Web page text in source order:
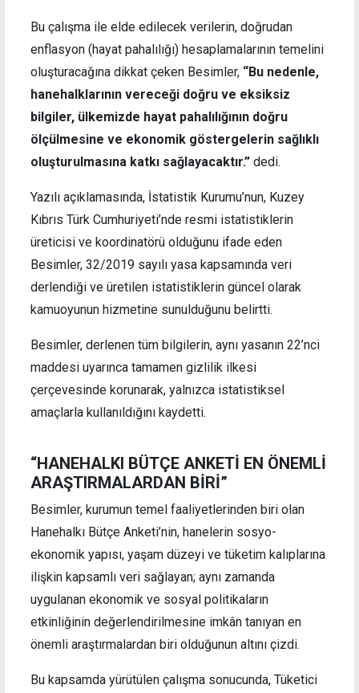
Bu çalışma ile elde edilecek verilerin, doğrudan
enflasyon (hayat pahalılığı) hesaplamalarının temelini
oluşturacağına dikkat çeken Besimler, “Bu nedenle,
hanehalklarının vereceği doğru ve eksiksiz
bilgiler, ülkemizde hayat pahalılığının doğru
ölçülmesine ve ekonomik göstergelerin sağlıklı
oluşturulmasına katkı sağlayacaktır.” dedi.
Yazılı açıklamasında, İstatistik Kurumu’nun, Kuzey
Kıbrıs Türk Cumhuriyeti’nde resmi istatistiklerin
üreticisi ve koordinatörü olduğunu ifade eden
Besimler, 32/2019 sayılı yasa kapsamında veri
derlendiği ve üretilen istatistiklerin güncel olarak
kamuoyunun hizmetine sunulduğunu belirtti.
Besimler, derlenen tüm bilgilerin, aynı yasanın 22’nci
maddesi uyarınca tamamen gizlilik ilkesi
çerçevesinde korunarak, yalnızca istatistiksel
amaçlarla kullanıldığını kaydetti.
“HANEHALKI BÜTÇE ANKETİ EN ÖNEMLİ
ARAŞTIRMALARDAN BİRİ”
Besimler, kurumun temel faaliyetlerinden biri olan
Hanehalkı Bütçe Anketi’nin, hanelerin sosyo-
ekonomik yapısı, yaşam düzeyi ve tüketim kalıplarına
ilişkin kapsamlı veri sağlayan; aynı zamanda
uygulanan ekonomik ve sosyal politikaların
etkinliğinin değerlendirilmesine imkân tanıyan en
önemli araştırmalardan biri olduğunun altını çizdi.
Bu kapsamda yürütülen çalışma sonucunda, Tüketici